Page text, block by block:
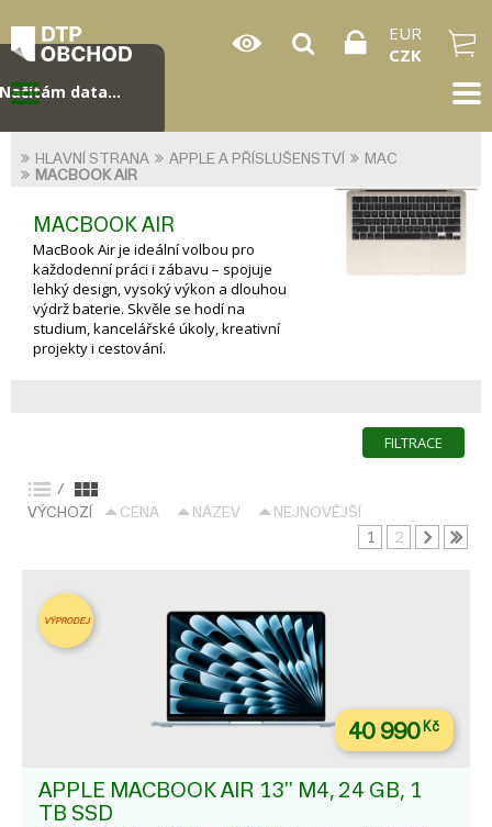
EUR
CZK
HLAVNÍ STRANA APPLE A PŘÍSLUŠENSTVÍ
MAC
MACBOOK AIR
MACBOOK AIR
MacBook Air je ideální volbou pro
každodenní práci i zábavu – spojuje
lehký design, vysoký výkon a dlouhou
výdrž baterie. Skvěle se hodí na
studium, kancelářské úkoly, kreativní
projekty i cestování.
FILTRACE
/
VÝCHOZÍ
CENA NÁZEV
NEJNOVĚJŠÍ
1
2
VÝPRODEJ
40 990Kč
APPLE MACBOOK AIR 13'' M4, 24 GB, 1
TB SSD
Načítám data...